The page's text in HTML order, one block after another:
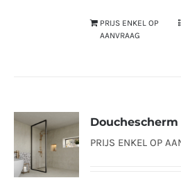
PRIJS ENKEL OP
AANVRAAG
PRIJS ENKEL OP